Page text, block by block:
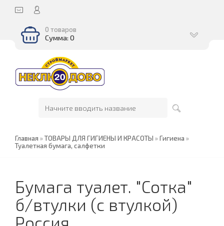
0 товаров
Сумма: 0
Главная »ТОВАРЫ ДЛЯ ГИГИЕНЫ И КРАСОТЫ »Гигиена »
Туалетная бумага, салфетки
Бумага туалет. "Сотка"
б/втулки (с втулкой)